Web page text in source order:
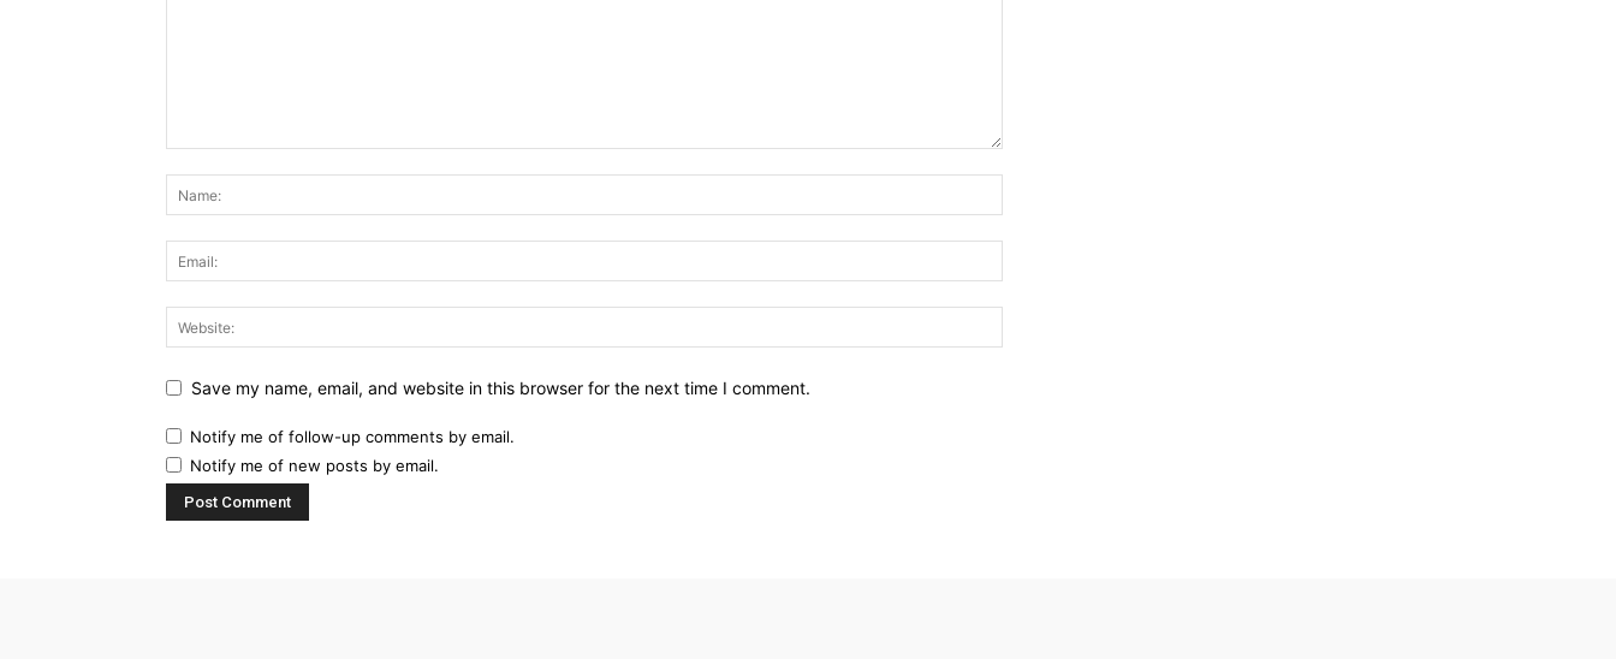
Save my name, email, and website in this browser for the next time I comment.
Notify me of follow-up comments by email.
Notify me of new posts by email.